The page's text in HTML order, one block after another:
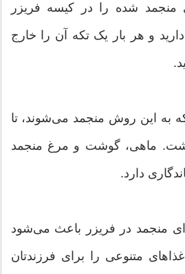
شده را در کیسه فریزر
و هر بار یک تکه آن را خارج
به این روش منجمد می‌شوند، تا
ماهی، گوشت و مرغ منجمد
دارد.
منجمد در فریزر باعث می‌شود
متنوعی را برای فرزندتان